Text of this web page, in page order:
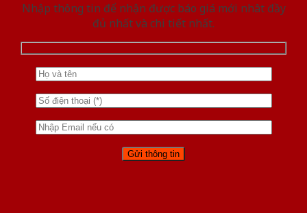
Nhập thông tin để nhận được báo giá mới nhât đầy
đủ nhất và chi tiết nhất.